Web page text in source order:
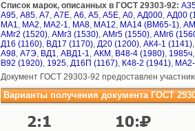
Список марок, описанных в ГОСТ 29303-92:
А95, А85, А7, А7Е, А6, А5, А5Е, А0, АД000, АД00
МА1, МА2, МА2-1, МА8, МА12, МА14 (ВМ65-1),
АМг2 (1520), АМг3 (1530), АМг5 (1550), АМг6
Д16 (1160), ВД17 (1170), Д20 (1200), АК4-1 (1141)
А98, А7Э, ВД1, АВД1-1, АКМ , В48-4 (1980), 1985ч
В92 (1920), 1925, Д16П (1167), К48-2 (1941),
Документ ГОСТ 29303-92 предоставлен
Варианты получения документа ГОСТ